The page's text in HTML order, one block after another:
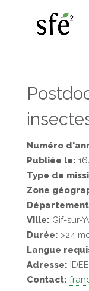
Numéro
Publiée le:
Type de
Zone
Ville: Gif-sur-
Durée: >24
Langue
Adresse:
Contact: